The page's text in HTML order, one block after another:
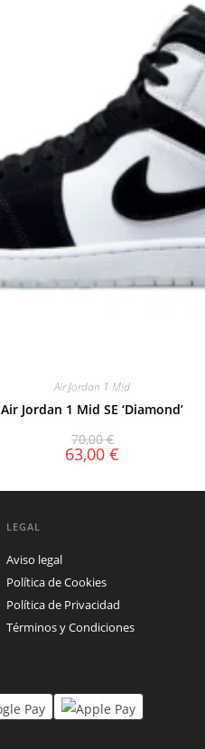
Air Jordan 1 Mid
Air Jordan 1 Mid SE ‘Diamond’
70,00€
63,00 €
LEGAL
Aviso legal
Política de Cookies
Política de Privacidad
Términos y Condiciones